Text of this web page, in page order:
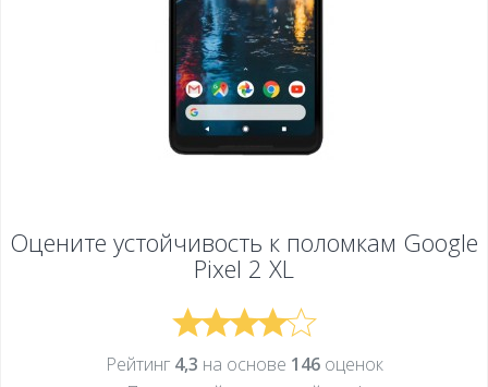
Оцените устойчивость к поломкам Google
Pixel 2 XL
Рейтинг 4,3 на основе 146оценок